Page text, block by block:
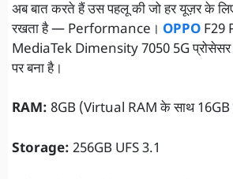
अब बात करते हैं उस पहलू की जो हर यूज़र के
रखता है — Performance। OPPO F29
MediaTek Dimensity 7050 5G
पर बना है।
RAM: 8GB (Virtual RAM के साथ
Storage: 256GB UFS 3.1